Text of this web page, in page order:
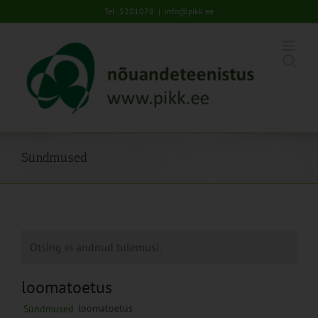
to
Tel: 5201078 | info@pikk.ee
Sündmused
Otsing ei andnud tulemusi.
loomatoetus
Sündmused loomatoetus